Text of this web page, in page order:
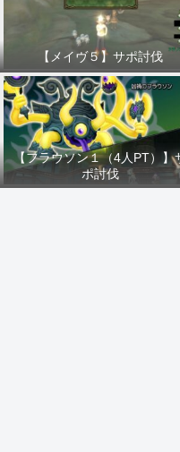
【メイヴ５】サポ討伐
【フラウソン１（4人PT）】
ポ討伐